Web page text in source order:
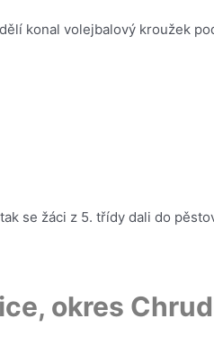
konal volejbalový kroužek
se žáci z 5. třídy dali do
okres